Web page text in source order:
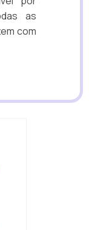
as
com